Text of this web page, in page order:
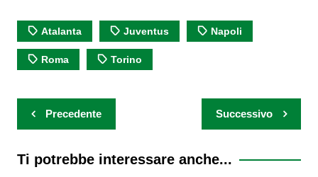
Atalanta Juventus Napoli
Roma Torino
Navigazione
articoli
Precedente Successivo
Ti potrebbe interessare anche...